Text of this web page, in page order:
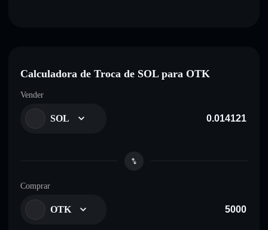
Calculadora de Troca de SOL para OTK
Vender
SOL
Comprar
OTK